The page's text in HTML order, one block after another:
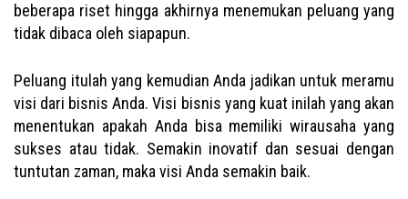
beberapa riset hingga akhirnya menemukan peluang yang
tidak dibaca oleh siapapun.
Peluang itulah yang kemudian Anda jadikan untuk meramu
visi dari bisnis Anda. Visi bisnis yang kuat inilah yang akan
menentukan apakah Anda bisa memiliki wirausaha yang
sukses atau tidak. Semakin inovatif dan sesuai dengan
tuntutan zaman, maka visi Anda semakin baik.